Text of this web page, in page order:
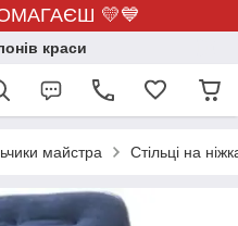
💛💙
краси
майстра Стільці на